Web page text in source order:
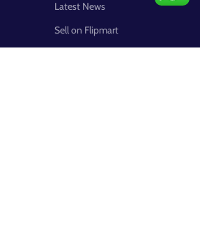
Latest News
Sell on Flipmart